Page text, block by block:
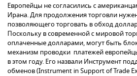
Европейцы не согласились с
Ирана. Для продолжения торговли
позволяющего торговать в обход
Поскольку в современной с мировой
оплаченные долларами, могут быть
механизм проводки платежей
в этом году. Его назвали Инструмент
обменов (Instrument in Support of Trade